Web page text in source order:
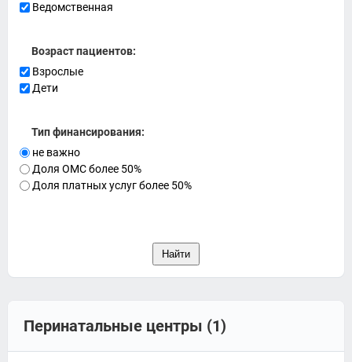
Ведомственная
Возраст пациентов:
Взрослые
Дети
Тип финансирования:
не важно
Доля ОМС более 50%
Доля платных услуг более 50%
Перинатальные центры (1)